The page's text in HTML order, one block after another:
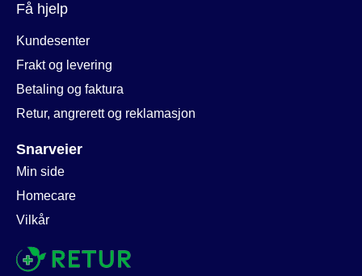
Få hjelp
Kundesenter
Frakt og levering
Betaling og faktura
Retur, angrerett og reklamasjon
Snarveier
Min side
Homecare
Vilkår